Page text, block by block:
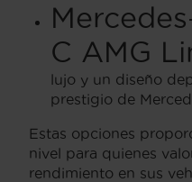
C AMG
lujo y un diseño
prestigio de
Estas opciones
nivel para quienes
rendimiento en sus